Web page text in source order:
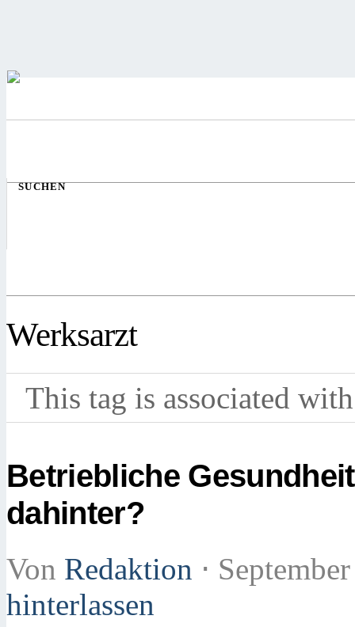
SUCHEN
Werksarzt
This tag is associated
Betriebliche
dahinter?
Von Redaktion ⋅
hinterlassen